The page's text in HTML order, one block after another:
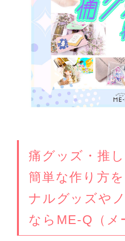
痛グッズ・推
簡単な作り方
ナルグッズや
ならME-Q（メ